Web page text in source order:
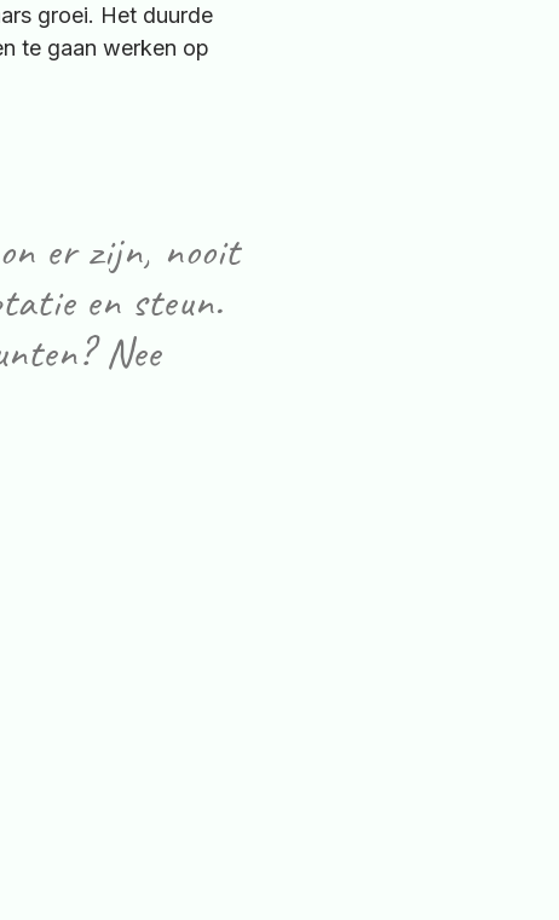
groei. Het duurde
te gaan werken op
er zijn, nooit
en steun.
Nee